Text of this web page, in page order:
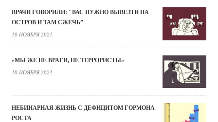
ВРАЧИ ГОВОРИЛИ: "ВАС НУЖНО ВЫВЕЗТИ НА
ОСТРОВ И ТАМ СЖЕЧЬ”
10 НОЯБРЯ 2021
«МЫ ЖЕ НЕ ВРАГИ, НЕ ТЕРРОРИСТЫ»
10 НОЯБРЯ 2021
НЕБИНАРНАЯ ЖИЗНЬ С ДЕФИЦИТОМ ГОРМОНА
РОСТА